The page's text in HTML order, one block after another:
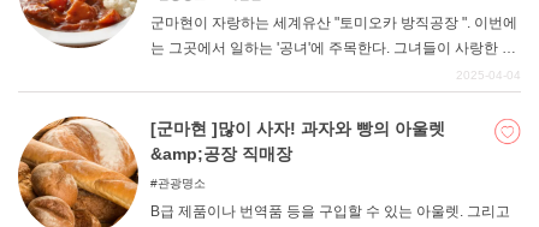
군마현이 자랑하는 세계유산 "토미오카 방직공장 ". 이번에
는 그곳에서 일하는 '공녀'에 주목한다. 그녀들이 사랑한 현
지 맛집을 소개합니다. 토미오카 제사장에서 걸어서 갈 수
녀들이 어떤 사람들이었는지 설명해 드리겠습니다.
2025-04-04
[군마현 ]많이 사자! 과자와 빵의 아울렛
&amp;공장 직매장
관광명소
B급 제품이나 번역품 등을 구입할 수 있는 아울렛. 그리고